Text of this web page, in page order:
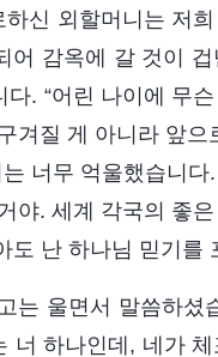
신 외할머니는 저
감옥에 갈 것이
. “어린 나이에 무슨
겨질 게 아니라 앞으
너무 억울했습니다
야. 세계 각국의 좋
난 하나님 믿기를
울면서 말씀하셨
하나인데, 네가